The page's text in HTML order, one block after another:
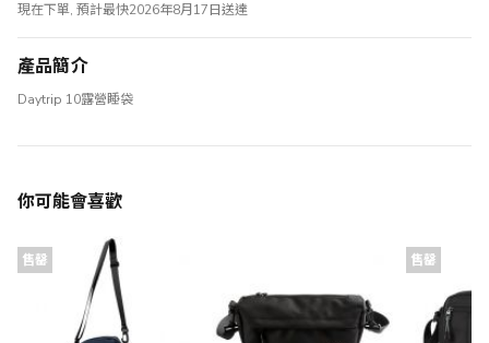
現在下單, 預計最快2026年8月17日送達
產品簡介
Daytrip 10露營睡袋
你可能會喜歡
售罄 售罄